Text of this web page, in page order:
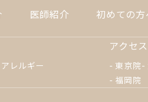
医師紹介 初めての方
アレルギー
アクセス
東京院
福岡院